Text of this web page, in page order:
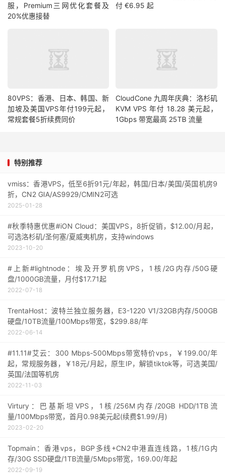
服，Premium三网优化套餐及
20%优惠接替
付 €6.95 起
80VPS：香港、日本、韩国、新
加坡及美国VPS年付199元起，
常规套餐5折续费同价
CloudCone 九周年庆典：洛杉矶
KVM VPS 年付 18.28 美元起，
1Gbps 带宽最高 25TB 流量
特别推荐
vmiss：香港VPS，低至6折91元/年起，韩国/日本/美国/英国机房9
折，CN2 GIA/AS9929/CMIN2可选
2025-01-28
#秋季特惠优惠#iON Cloud：美国VPS，8折促销，$12.00/月起，
可选洛杉矶/圣何塞/夏威夷机房，支持windows
2023-10-20
#上新#lightnode：埃及开罗机房VPS，1核/2G内存/50G硬
盘/1000GB流量，月付$17.71起
2022-07-18
TrentaHost：波特兰独立服务器，E3-1220 V1/32GB内存/500GB
硬盘/10TB流量/100Mbps带宽，$299.88/年
2022-06-14
#11.11#艾云：300 Mbps-500Mbps带宽特价vps，￥199.00/年
起，常规服务器，￥18元/月起，原生IP，解锁tiktok等，可选美国/
英国/法国等机房
2022-11-03
Virtury：巴基斯坦VPS，1核/256M内存/20GB HDD/1TB流
量/100Mbps带宽，首月0.98美元起(续费$1.99/月)
2023-02-20
Topmain：香港vps，BGP多线+CN2中港直连线路，1核/1G内
存/30G SSD硬盘/1TB流量/5Mbps带宽，169.00/年起
2022-09-19